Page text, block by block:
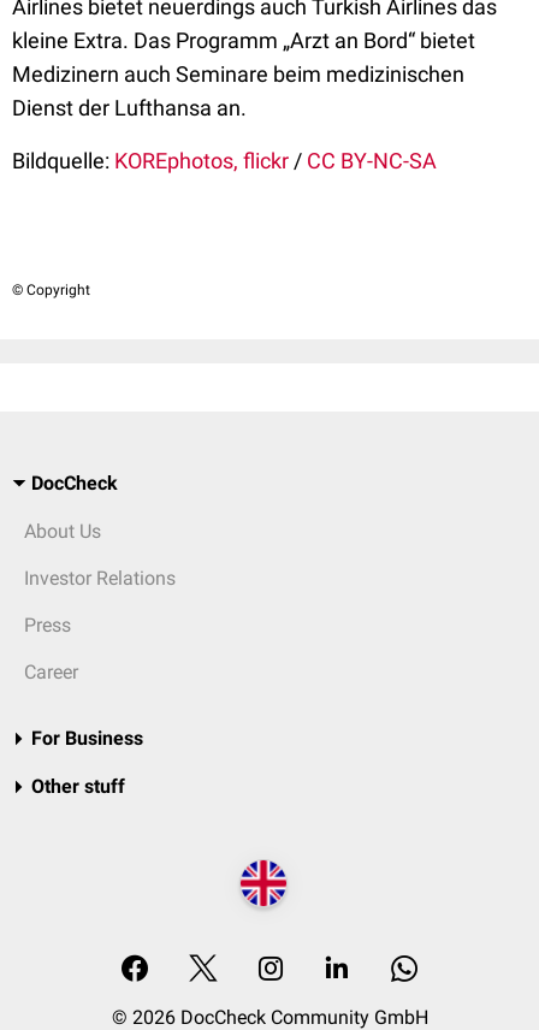
Airlines bietet neuerdings auch Turkish Airlines das
kleine Extra. Das Programm „Arzt an Bord“ bietet
Medizinern auch Seminare beim medizinischen
Dienst der Lufthansa an.
Bildquelle: KOREphotos, flickr / CC BY-NC-SA
© Copyright
DocCheck
About Us
Investor Relations
Press
Career
For Business
Other stuff
© 2026 DocCheck Community GmbH